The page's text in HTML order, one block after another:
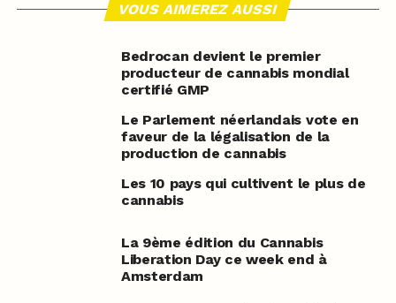
VOUS AIMEREZ AUSSI
Bedrocan devient le premier
producteur de cannabis mondial
certifié GMP
Le Parlement néerlandais vote en
faveur de la légalisation de la
production de cannabis
Les 10 pays qui cultivent le plus de
cannabis
La 9ème édition du Cannabis
Liberation Day ce week end à
Amsterdam